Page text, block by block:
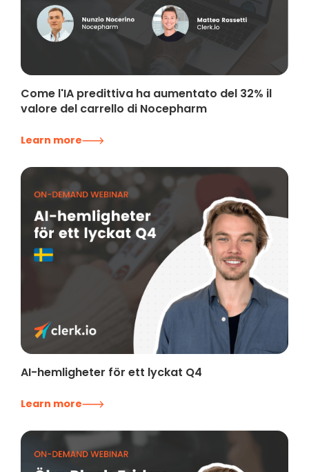
Come l'IA predittiva ha aumentato del 32% il
valore del carrello di Nocepharm
Learn more
AI-hemligheter för ett lyckat Q4
Learn more